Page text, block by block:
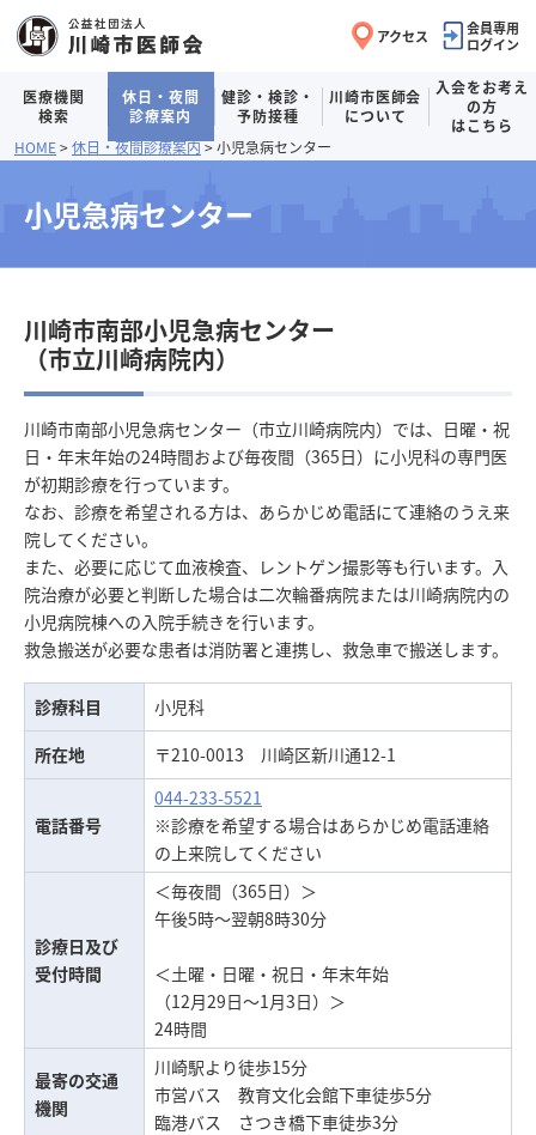
ヘッダーメニューへ移動します
本文へ移動します
フッターへ移動します
アクセス
会員専用
ログイン
医療機関
検索
休日・夜間
診療案内
健診・検診・
予防接種
川崎市医師会
について
入会をお考え
の方
はこちら
HOME
休日・夜間診療案内 小児急病センター
小児急病センター
川崎市南部小児急病センター
（市立川崎病院内）
川崎市南部小児急病センター（市立川崎病院内）では、日曜・祝
日・年末年始の24時間および毎夜間（365日）に小児科の専門医
が初期診療を行っています。
なお、診療を希望される方は、あらかじめ電話にて連絡のうえ来
院してください。
また、必要に応じて血液検査、レントゲン撮影等も行います。入
院治療が必要と判断した場合は二次輪番病院または川崎病院内の
小児病院棟への入院手続きを行います。
救急搬送が必要な患者は消防署と連携し、救急車で搬送します。
診療科目
小児科
所在地
〒210-0013 川崎区新川通12-1
電話番号
044-233-5521
※診療を希望する場合はあらかじめ電話連絡
の上来院してください
診療日及び
受付時間
＜毎夜間（365日）＞
午後5時～翌朝8時30分
＜土曜・日曜・祝日・年末年始
（12月29日～1月3日）＞
24時間
最寄の交通
機関
川崎駅より徒歩15分
市営バス 教育文化会館下車徒歩5分
臨港バス さつき橋下車徒歩3分